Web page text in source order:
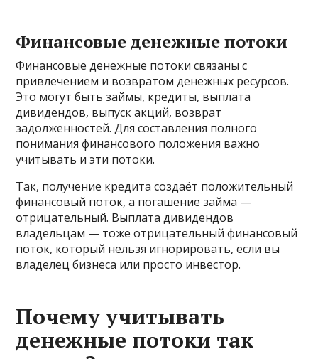
Финансовые денежные потоки
Финансовые денежные потоки связаны с
привлечением и возвратом денежных ресурсов.
Это могут быть займы, кредиты, выплата
дивидендов, выпуск акций, возврат
задолженностей. Для составления полного
понимания финансового положения важно
учитывать и эти потоки.
Так, получение кредита создаёт положительный
финансовый поток, а погашение займа —
отрицательный. Выплата дивидендов
владельцам — тоже отрицательный финансовый
поток, который нельзя игнорировать, если вы
владелец бизнеса или просто инвестор.
Почему учитывать
денежные потоки так